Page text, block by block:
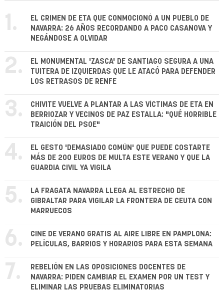
1.
EL CRIMEN DE ETA QUE CONMOCIONÓ A UN PUEBLO DE
NAVARRA: 26 AÑOS RECORDANDO A PACO CASANOVA Y
NEGÁNDOSE A OLVIDAR
2.
EL MONUMENTAL 'ZASCA' DE SANTIAGO SEGURA A UNA
TUITERA DE IZQUIERDAS QUE LE ATACÓ PARA DEFENDER
LOS RETRASOS DE RENFE
3.
CHIVITE VUELVE A PLANTAR A LAS VÍCTIMAS DE ETA EN
BERRIOZAR Y VECINOS DE PAZ ESTALLA: "QUÉ HORRIBLE
TRAICIÓN DEL PSOE"
4.
EL GESTO 'DEMASIADO COMÚN' QUE PUEDE COSTARTE
MÁS DE 200 EUROS DE MULTA ESTE VERANO Y QUE LA
GUARDIA CIVIL YA VIGILA
5.
LA FRAGATA NAVARRA LLEGA AL ESTRECHO DE
GIBRALTAR PARA VIGILAR LA FRONTERA DE CEUTA CON
MARRUECOS
6.
CINE DE VERANO GRATIS AL AIRE LIBRE EN PAMPLONA:
PELÍCULAS, BARRIOS Y HORARIOS PARA ESTA SEMANA
7.
REBELIÓN EN LAS OPOSICIONES DOCENTES DE
NAVARRA: PIDEN CAMBIAR EL EXAMEN POR UN TEST Y
ELIMINAR LAS PRUEBAS ELIMINATORIAS